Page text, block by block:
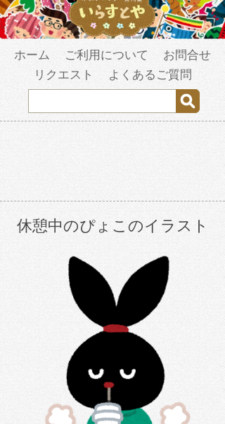
ホーム ご利用について
お問合せ
リクエスト
よくあるご質問
休憩中のぴょこのイラスト